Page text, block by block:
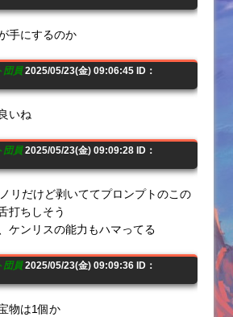
手にするのか
団員2025/05/23(金) 09:06:45 ID：
いね
団員2025/05/23(金) 09:09:28 ID：
リだけど剥いててプロンプトのこの
打ちしそう
ケンリスの能力もハマってる
団員2025/05/23(金) 09:09:36 ID：
物は1個か